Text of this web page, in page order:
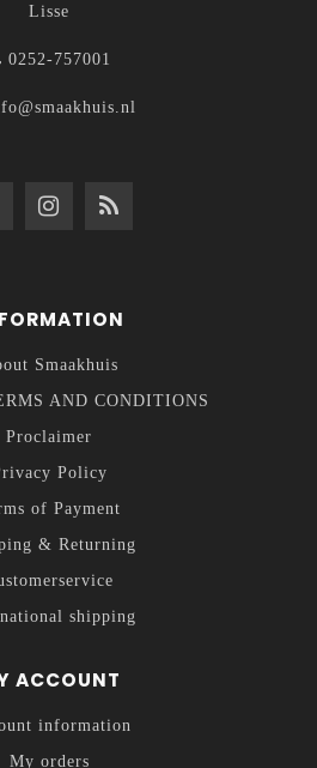
Lisse
0252-757001
Smaakhuis
AND CONDITIONS
Proclaimer
Policy
of Payment
& Returning
shipping
ACCOUNT
information
My orders